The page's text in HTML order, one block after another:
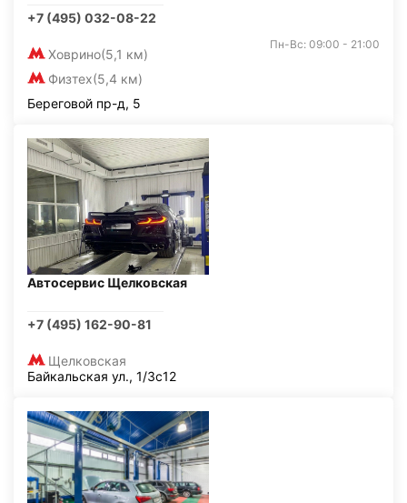
+7 (495) 032-08-22
Ховрино(5,1 км)
Физтех(5,4 км)
Пн-Вс: 09:00 - 21:00
Береговой пр-д, 5
Автосервис Щелковская
+7 (495) 162-90-81
Щелковская
Байкальская ул., 1/3с12